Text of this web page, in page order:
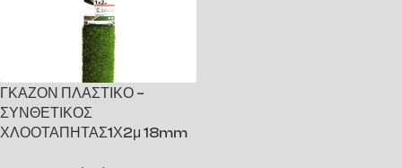
ΓΚΑΖΟΝ ΠΛΑΣΤΙΚΟ –
ΣΥΝΘΕΤΙΚΟΣ
ΧΛΟΟΤΑΠΗΤΑΣ1Χ2μ 18mm